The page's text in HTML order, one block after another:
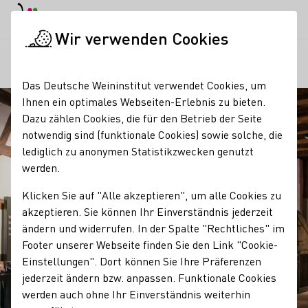
Wir verwenden Cookies
Das Deutsche Weininstitut verwendet Cookies, um
Ihnen ein optimales Webseiten-Erlebnis zu bieten.
Dazu zählen Cookies, die für den Betrieb der Seite
notwendig sind (funktionale Cookies) sowie solche, die
lediglich zu anonymen Statistikzwecken genutzt
werden.
Klicken Sie auf "Alle akzeptieren", um alle Cookies zu
akzeptieren. Sie können Ihr Einverständnis jederzeit
ändern und widerrufen. In der Spalte "Rechtliches" im
Footer unserer Webseite finden Sie den Link "Cookie-
Einstellungen". Dort können Sie Ihre Präferenzen
jederzeit ändern bzw. anpassen. Funktionale Cookies
werden auch ohne Ihr Einverständnis weiterhin